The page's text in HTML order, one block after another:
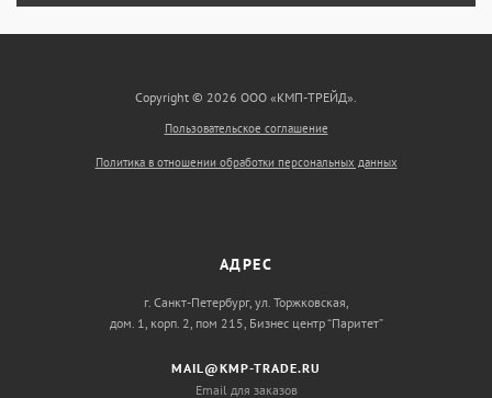
Copyright © 2026 ООО «КМП-ТРЕЙД».
Пользовательское соглашение
Политика в отношении обработки персональных данных
АДРЕС
г. Санкт-Петербург, ул. Торжковская,
дом. 1, корп. 2, пом 215, Бизнес центр “Паритет”
MAIL@KMP-TRADE.RU
Email для заказов